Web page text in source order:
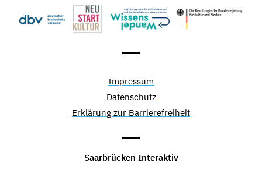
Impressum
Datenschutz
Erklärung zur Barrierefreiheit
Saarbrücken Interaktiv